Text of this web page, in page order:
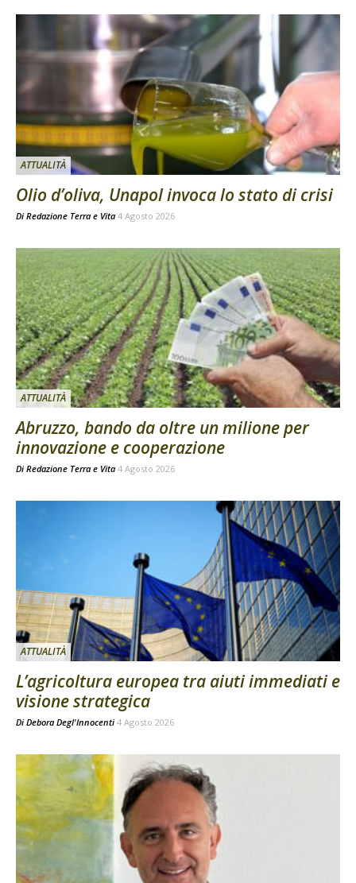
ATTUALITÀ
Olio d’oliva, Unapol invoca lo stato di crisi
Di Redazione Terra e Vita 4 Agosto 2026
ATTUALITÀ
Abruzzo, bando da oltre un milione per
innovazione e cooperazione
Di Redazione Terra e Vita 4 Agosto 2026
ATTUALITÀ
L’agricoltura europea tra aiuti immediati e
visione strategica
Di Debora Degl'Innocenti 4 Agosto 2026